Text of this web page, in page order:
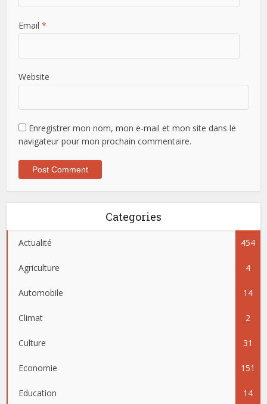
Email *
Website
Enregistrer mon nom, mon e-mail et mon site dans le
navigateur pour mon prochain commentaire.
Categories
Actualité 454
Agriculture 4
Automobile 14
Climat 2
Culture 31
Economie 151
Education 14